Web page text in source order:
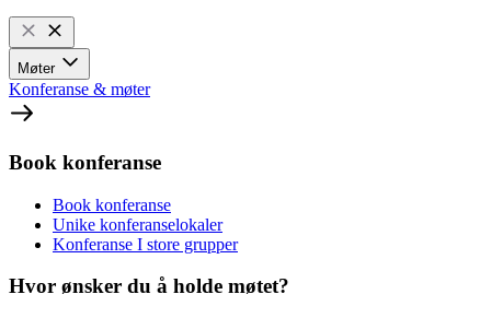
Møter
Konferanse & møter
Book konferanse
Book konferanse
Unike konferanselokaler
Konferanse I store grupper
Hvor ønsker du å holde møtet?